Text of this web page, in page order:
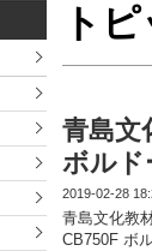
ト
青島文
ボルド
2019-02-28
青島文化教
CB750F ボ